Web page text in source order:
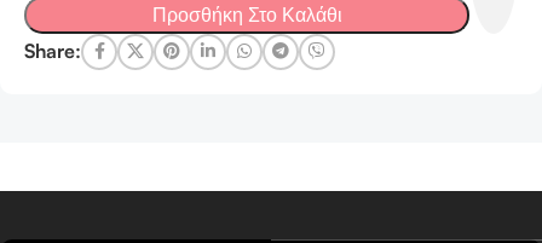
Προσθήκη Στο Καλάθι
Share: